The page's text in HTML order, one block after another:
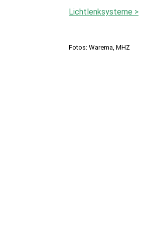
Lichtlenksysteme >
Fotos: Warema, MHZ